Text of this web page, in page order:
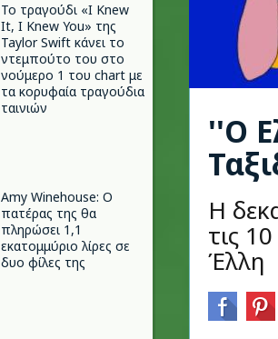
Το τραγούδι «I Knew
It, I Knew You» της
Taylor Swift κάνει το
ντεμπούτο του στο
νούμερο 1 του chart με
τα κορυφαία τραγούδια
ταινιών
Amy Winehouse: Ο
πατέρας της θα
πληρώσει 1,1
εκατομμύριο λίρες σε
δυο φίλες της
''Ο
Η
τις
Έλλη